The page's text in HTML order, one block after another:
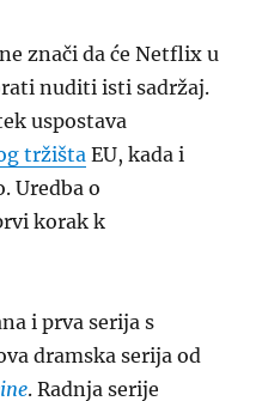
znači da će Netflix u
nuditi isti sadržaj.
uspostava
tržišta EU, kada i
Uredba o
korak k
i prva serija s
dramska serija od
. Radnja serije